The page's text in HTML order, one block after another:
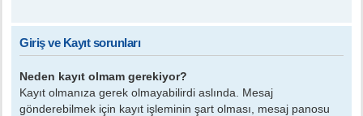
Giriş ve Kayıt sorunları
Neden kayıt olmam gerekiyor?
Kayıt olmanıza gerek olmayabilirdi aslında. Mesaj
gönderebilmek için kayıt işleminin şart olması, mesaj panosu